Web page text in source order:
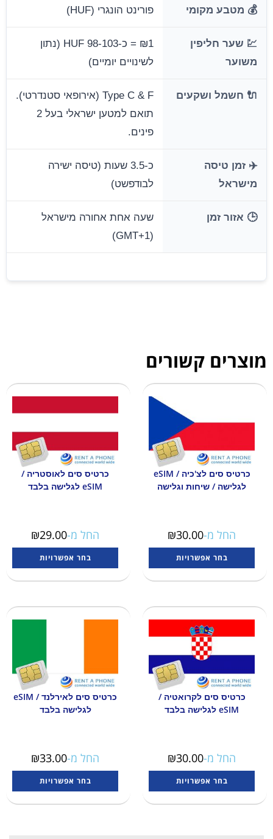
💰 מטבע מקומי פורינט הונגרי (HUF)
💹 שער חליפין
משוער
₪1 = כ-98-103 HUF (נתון
לשינויים יומיים)
🔌 חשמל ושקעים
Type C & F (אירופאי סטנדרטי).
תואם למטען ישראלי בעל 2
פינים.
✈️ זמן טיסה
מישראל
כ-3.5 שעות (טיסה ישירה
לבודפשט)
🕒 אזור זמן
שעה אחת אחורה מישראל
(GMT+1)
מוצרים קשורים
כרטיס סים לצ'כיה / eSIM
לגלישה / שיחות וגלישה
החל מ- ₪30.00
בחר אפשרויות
כרטיס סים לאוסטריה /
eSIM לגלישה בלבד
החל מ- ₪29.00
בחר אפשרויות
כרטיס סים לקרואטיה /
eSIM לגלישה בלבד
החל מ- ₪30.00
בחר אפשרויות
כרטיס סים לאירלנד / eSIM
לגלישה בלבד
החל מ- ₪33.00
בחר אפשרויות